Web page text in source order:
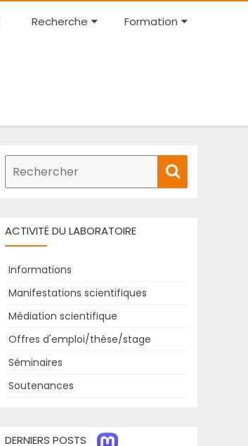
Recherche Formation
de
ACTIVITÉ DU LABORATOIRE
Informations
Manifestations scientifiques
Médiation scientifique
Offres d'emploi/thèse/stage
Séminaires
Soutenances
DERNIERS POSTS